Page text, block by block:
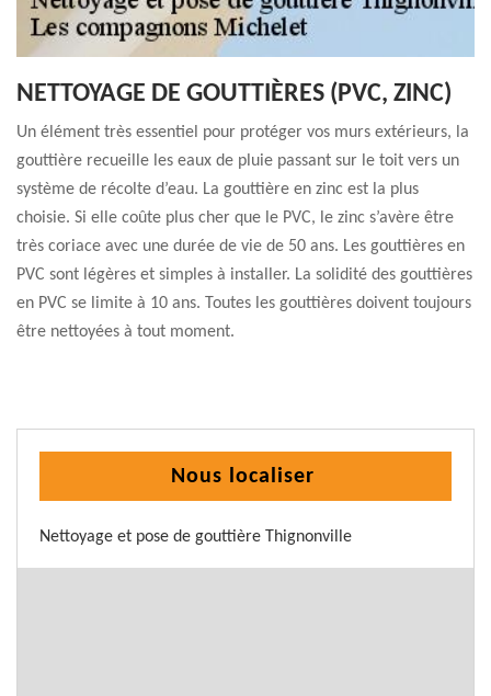
NETTOYAGE DE GOUTTIÈRES (PVC, ZINC)
Un élément très essentiel pour protéger vos murs extérieurs, la
gouttière recueille les eaux de pluie passant sur le toit vers un
système de récolte d’eau. La gouttière en zinc est la plus
choisie. Si elle coûte plus cher que le PVC, le zinc s’avère être
très coriace avec une durée de vie de 50 ans. Les gouttières en
PVC sont légères et simples à installer. La solidité des gouttières
en PVC se limite à 10 ans. Toutes les gouttières doivent toujours
être nettoyées à tout moment.
Nous localiser
Nettoyage et pose de gouttière Thignonville